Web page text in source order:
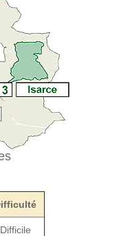
Difficile